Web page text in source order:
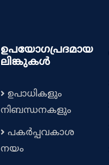
ഉപയോഗപ്രദമായ
ലിങ്കുകൾ
ഉപാധികളും
നിബന്ധനകളും
പകർപ്പവകാശ
നയം